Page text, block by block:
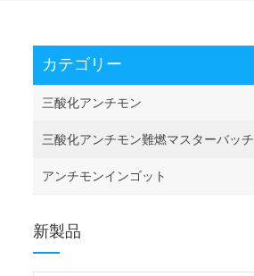
カテゴリー
三酸化アンチモン
三酸化アンチモン難燃マスターバッチ
アンチモンインゴット
新製品